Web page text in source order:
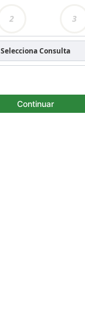
2 3
Selecciona Consulta
Continuar